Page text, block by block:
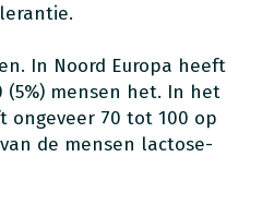
In Noord Europa heeft
(5%) mensen het. In het
ongeveer 70 tot 100 op
de mensen lactose-